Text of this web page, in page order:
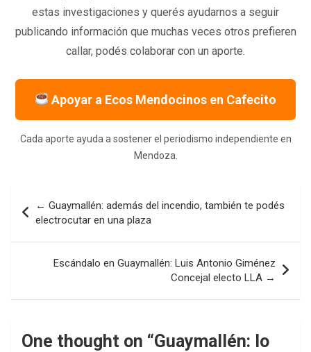
estas investigaciones y querés ayudarnos a seguir
publicando información que muchas veces otros prefieren
callar, podés colaborar con un aporte.
Apoyar a Ecos Mendocinos en Cafecito
Cada aporte ayuda a sostener el periodismo independiente en
Mendoza.
de
entradas
← Guaymallén: además del incendio, también te podés
electrocutar en una plaza
Escándalo en Guaymallén: Luis Antonio Giménez
Concejal electo LLA →
One thought on “Guaymallén: lo